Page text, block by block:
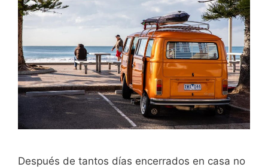
Después de tantos días encerrados en casa no